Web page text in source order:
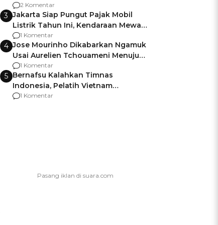
Pemalang
2 Komentar
3 Jakarta Siap Pungut Pajak Mobil
Listrik Tahun Ini, Kendaraan Mewah
Kena hingga 75% PKB
1 Komentar
4 Jose Mourinho Dikabarkan Ngamuk
Usai Aurelien Tchouameni Menuju
Manchester United
1 Komentar
5 Bernafsu Kalahkan Timnas
Indonesia, Pelatih Vietnam
Berencana Pakai Jimat di Pakansari
1 Komentar